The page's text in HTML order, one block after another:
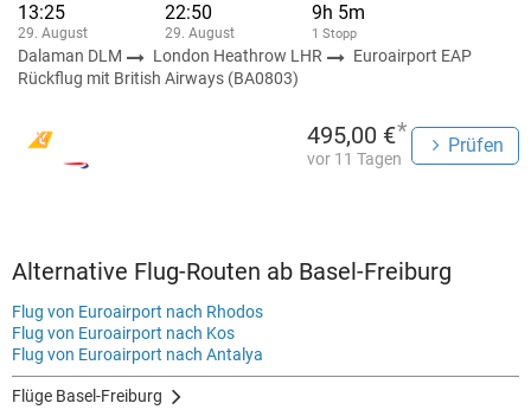
13:25
29. August
22:50
29. August
9h 5m
1 Stopp
Dalaman DLM London Heathrow LHR
Euroairport EAP
Rückflug mit British Airways (BA0803)
495,00 €*
vor 11 Tagen
Prüfen
Alternative Flug-Routen ab Basel-Freiburg
Flug von Euroairport nach Rhodos
Flug von Euroairport nach Kos
Flug von Euroairport nach Antalya
Flüge Basel-Freiburg